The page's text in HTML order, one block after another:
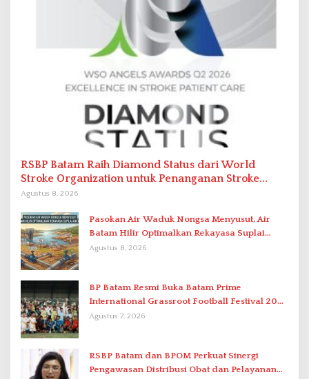
RSBP Batam Raih Diamond Status dari World
Stroke Organization untuk Penanganan Stroke
Berstandar Internasional
Agustus 8, 2026
Pasokan Air Waduk Nongsa Menyusut, Air
Batam Hilir Optimalkan Rekayasa Suplai
Antar-IPAM
Agustus 8, 2026
BP Batam Resmi Buka Batam Prime
International Grassroot Football Festival 2026
di Stadion Temenggung Abdul Jamal
Agustus 7, 2026
RSBP Batam dan BPOM Perkuat Sinergi
Pengawasan Distribusi Obat dan Pelayanan